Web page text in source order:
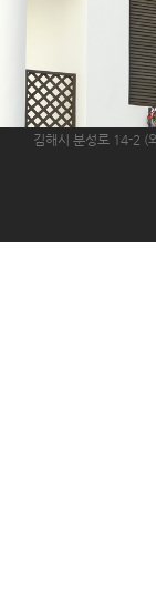
김해시 분성로 14-2 (